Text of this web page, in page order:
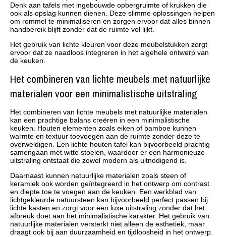
Denk aan tafels met ingebouwde opbergruimte of krukken die
ook als opslag kunnen dienen. Deze slimme oplossingen helpen
om rommel te minimaliseren en zorgen ervoor dat alles binnen
handbereik blijft zonder dat de ruimte vol lijkt.
Het gebruik van lichte kleuren voor deze meubelstukken zorgt
ervoor dat ze naadloos integreren in het algehele ontwerp van
de keuken.
Het combineren van lichte meubels met natuurlijke
materialen voor een minimalistische uitstraling
Het combineren van lichte meubels met natuurlijke materialen
kan een prachtige balans creëren in een minimalistische
keuken. Houten elementen zoals eiken of bamboe kunnen
warmte en textuur toevoegen aan de ruimte zonder deze te
overweldigen. Een lichte houten tafel kan bijvoorbeeld prachtig
samengaan met witte stoelen, waardoor er een harmonieuze
uitstraling ontstaat die zowel modern als uitnodigend is.
Daarnaast kunnen natuurlijke materialen zoals steen of
keramiek ook worden geïntegreerd in het ontwerp om contrast
en diepte toe te voegen aan de keuken. Een werkblad van
lichtgekleurde natuursteen kan bijvoorbeeld perfect passen bij
lichte kasten en zorgt voor een luxe uitstraling zonder dat het
afbreuk doet aan het minimalistische karakter. Het gebruik van
natuurlijke materialen versterkt niet alleen de esthetiek, maar
draagt ook bij aan duurzaamheid en tijdloosheid in het ontwerp.